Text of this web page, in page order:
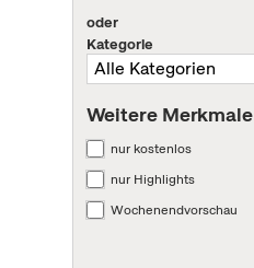
oder
Kategorie
Weitere Merkmale
nur kostenlos
nur Highlights
Wochenendvorschau